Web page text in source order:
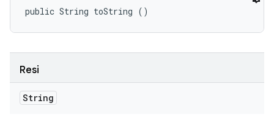
public String toString ()
Resi
String